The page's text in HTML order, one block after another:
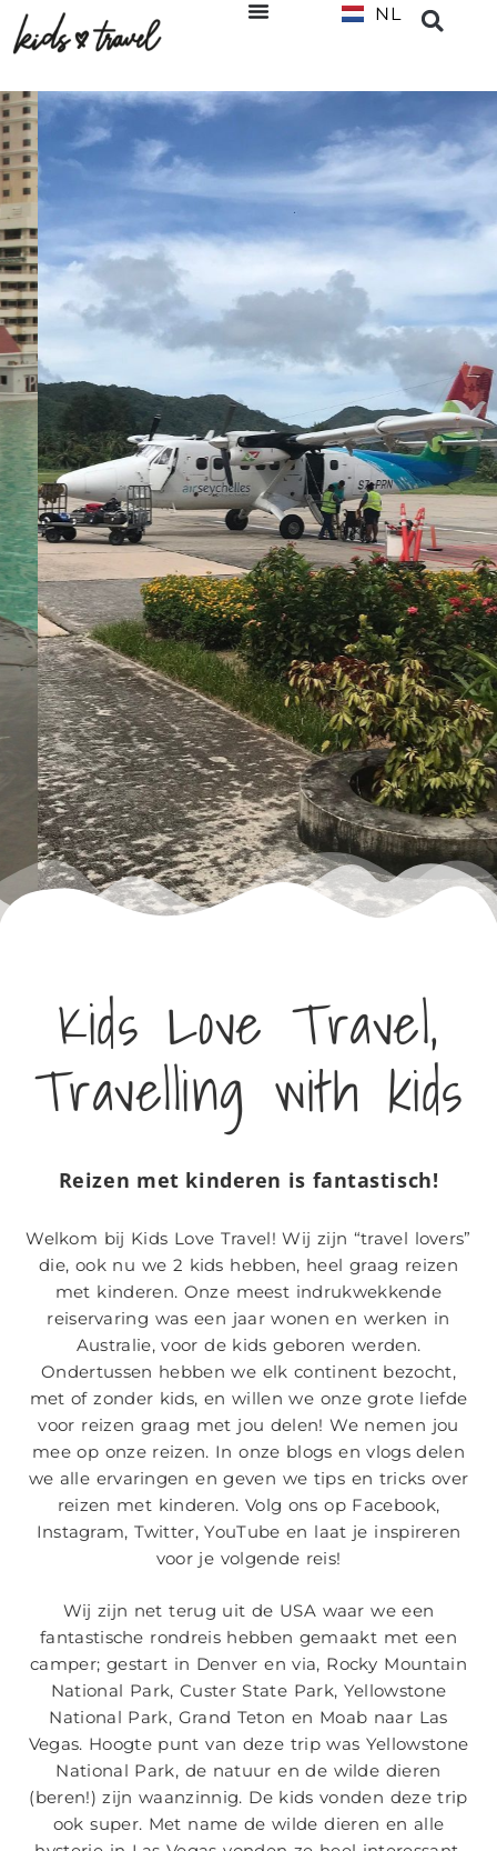
NL
EN
We love to
travel with
kids
Kids Love Travel,
Travelling with kids
Reizen met kinderen is fantastisch!
Welkom bij Kids Love Travel! Wij zijn “travel lovers”
die, ook nu we 2 kids hebben, heel graag reizen
met kinderen. Onze meest indrukwekkende
reiservaring was een jaar wonen en werken in
Australie, voor de kids geboren werden.
Ondertussen hebben we elk continent bezocht,
met of zonder kids, en willen we onze grote liefde
voor reizen graag met jou delen! We nemen jou
mee op onze reizen. In onze blogs en vlogs delen
we alle ervaringen en geven we tips en tricks over
reizen met kinderen. Volg ons op Facebook,
Instagram, Twitter, YouTube en laat je inspireren
voor je volgende reis!
Wij zijn net terug uit de USA waar we een
fantastische rondreis hebben gemaakt met een
camper; gestart in Denver en via, Rocky Mountain
National Park, Custer State Park, Yellowstone
National Park, Grand Teton en Moab naar Las
Vegas. Hoogte punt van deze trip was Yellowstone
National Park, de natuur en de wilde dieren
(beren!) zijn waanzinnig. De kids vonden deze trip
ook super. Met name de wilde dieren en alle